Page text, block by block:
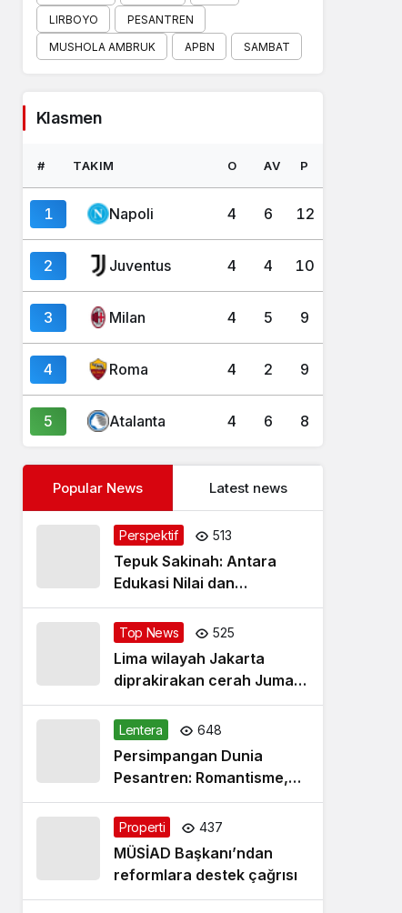
LIRBOYO
PESANTREN
MUSHOLA AMBRUK
APBN SAMBAT
Klasmen
# TAKIM O AV P
1 Napoli 4 6 12
2 Juventus 4 4 10
3 Milan 4 5 9
4 Roma 4 2 9
5 Atalanta 4 6 8
Popular News Latest news
Perspektif 513
Tepuk Sakinah: Antara
Edukasi Nilai dan
Simplifikasi Masalah
Top News 525
Lima wilayah Jakarta
diprakirakan cerah Jumat
pagi
Lentera 648
Persimpangan Dunia
Pesantren: Romantisme,
Realitas dan Harapan Baru
Properti 437
MÜSİAD Başkanı’ndan
reformlara destek çağrısı